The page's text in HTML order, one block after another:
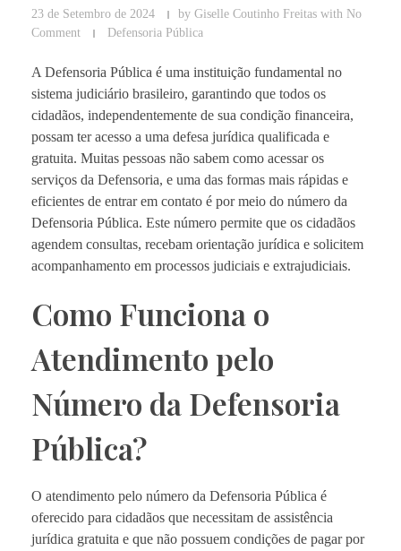
23 de Setembro de 2024 by Giselle Coutinho Freitas with No
Comment
Defensoria Pública
A Defensoria Pública é uma instituição fundamental no
sistema judiciário brasileiro, garantindo que todos os
cidadãos, independentemente de sua condição financeira,
possam ter acesso a uma defesa jurídica qualificada e
gratuita. Muitas pessoas não sabem como acessar os
serviços da Defensoria, e uma das formas mais rápidas e
eficientes de entrar em contato é por meio do número da
Defensoria Pública. Este número permite que os cidadãos
agendem consultas, recebam orientação jurídica e solicitem
acompanhamento em processos judiciais e extrajudiciais.
Como Funciona o
Atendimento pelo
Número da Defensoria
Pública?
O atendimento pelo número da Defensoria Pública é
oferecido para cidadãos que necessitam de assistência
jurídica gratuita e que não possuem condições de pagar por